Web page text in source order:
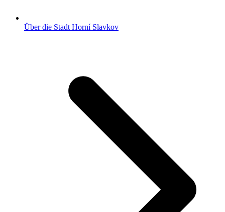
Über die Stadt Horní Slavkov